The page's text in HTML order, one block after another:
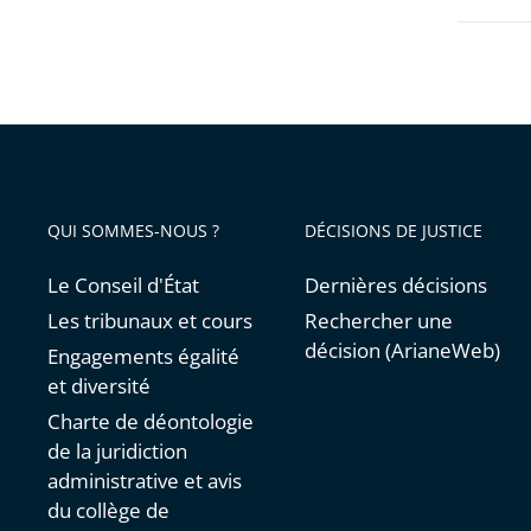
QUI SOMMES-NOUS ?
Le Conseil d'État
Les tribunaux et cours
Engagements égalité
et diversité
Charte de déontologie
de la juridiction
administrative et avis
du collège de
DÉCISIONS DE JUSTICE
Dernières décisions
Rechercher une
décision (ArianeWeb)